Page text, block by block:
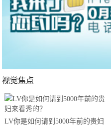
视觉焦点
LV你是如何请到5000年前的贵妇